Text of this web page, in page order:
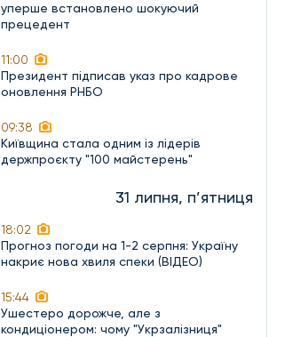
уперше встановлено шокуючий
прецедент
11:00
Президент підписав указ про кадрове
оновлення РНБО
09:38
Київщина стала одним із лідерів
держпроєкту "100 майстерень"
31 липня, п’ятниця
18:02
Прогноз погоди на 1-2 серпня: Україну
накриє нова хвиля спеки (ВІДЕО)
15:44
Ушестеро дорожче, але з
кондиціонером: чому "Укрзалізниця"